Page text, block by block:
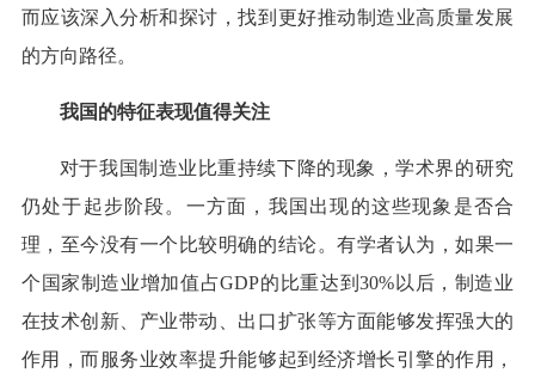
而应该深入分析和探讨，找到更好推动制造业高质量发展
的方向路径。
我国的特征表现值得关注
对于我国制造业比重持续下降的现象，学术界的研究
仍处于起步阶段。一方面，我国出现的这些现象是否合
理，至今没有一个比较明确的结论。有学者认为，如果一
个国家制造业增加值占GDP的比重达到30%以后，制造业
在技术创新、产业带动、出口扩张等方面能够发挥强大的
作用，而服务业效率提升能够起到经济增长引擎的作用，